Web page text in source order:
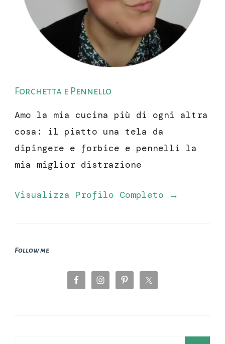
Forchetta e Pennello
Amo la mia cucina più di ogni altra
cosa: il piatto una tela da
dipingere e forbice e pennelli la
mia miglior distrazione
Visualizza Profilo Completo →
Follow me